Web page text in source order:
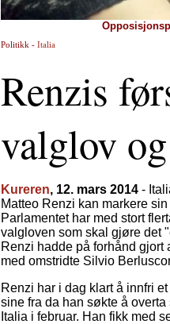
Politikk - Italia
Renzis
valglov
Kureren, 12. mars 2014 -
Matteo Renzi kan markere
Parlamentet har med stort
valgloven som skal gjøre det
Renzi hadde på forhånd gjort
med omstridte Silvio
Renzi har i dag klart å innfri
sine fra da han søkte å
Italia i februar. Han fikk med